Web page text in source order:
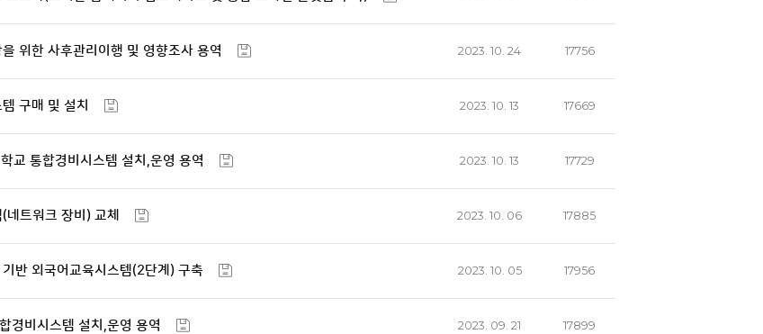
위한 사후관리이행 및 영향조사 용역 2023. 10. 24 17756
구매 및 설치 2023. 10. 13 17669
교 통합경비시스템 설치,운영 용역 2023. 10. 13 17729
네트워크 장비) 교체 2023. 10. 06 17885
반 외국어교육시스템(2단계) 구축 2023. 10. 05 17956
경비시스템 설치,운영 용역 2023. 09. 21 17899